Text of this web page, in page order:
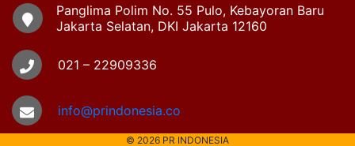
Panglima Polim No. 55 Pulo, Kebayoran Baru
Jakarta Selatan, DKI Jakarta 12160
021 – 22909336
info@prindonesia.co
© 2026 PR INDONESIA